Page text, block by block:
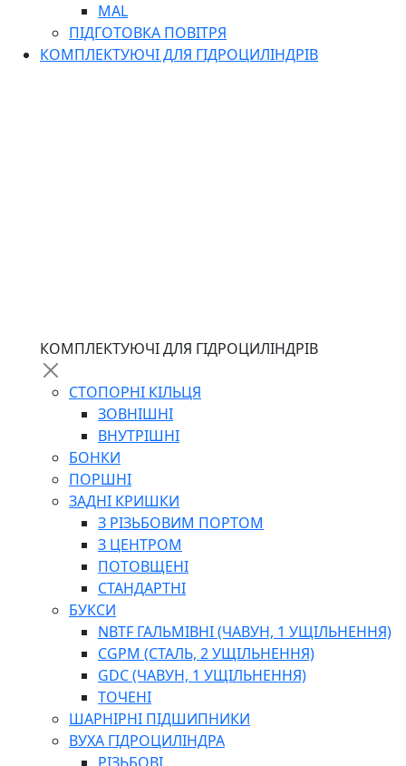
MAL
ПІДГОТОВКА ПОВІТРЯ
КОМПЛЕКТУЮЧІ ДЛЯ ГІДРОЦИЛІНДРІВ
КОМПЛЕКТУЮЧІ ДЛЯ ГІДРОЦИЛІНДРІВ
СТОПОРНІ КІЛЬЦЯ
ЗОВНІШНІ
ВНУТРІШНІ
БОНКИ
ПОРШНІ
ЗАДНІ КРИШКИ
З РІЗЬБОВИМ ПОРТОМ
З ЦЕНТРОМ
ПОТОВЩЕНІ
СТАНДАРТНІ
БУКСИ
NBTF ГАЛЬМІВНІ (ЧАВУН, 1 УЩІЛЬНЕННЯ)
CGPM (СТАЛЬ, 2 УЩІЛЬНЕННЯ)
GDC (ЧАВУН, 1 УЩІЛЬНЕННЯ)
ТОЧЕНІ
ШАРНІРНІ ПІДШИПНИКИ
ВУХА ГІДРОЦИЛІНДРА